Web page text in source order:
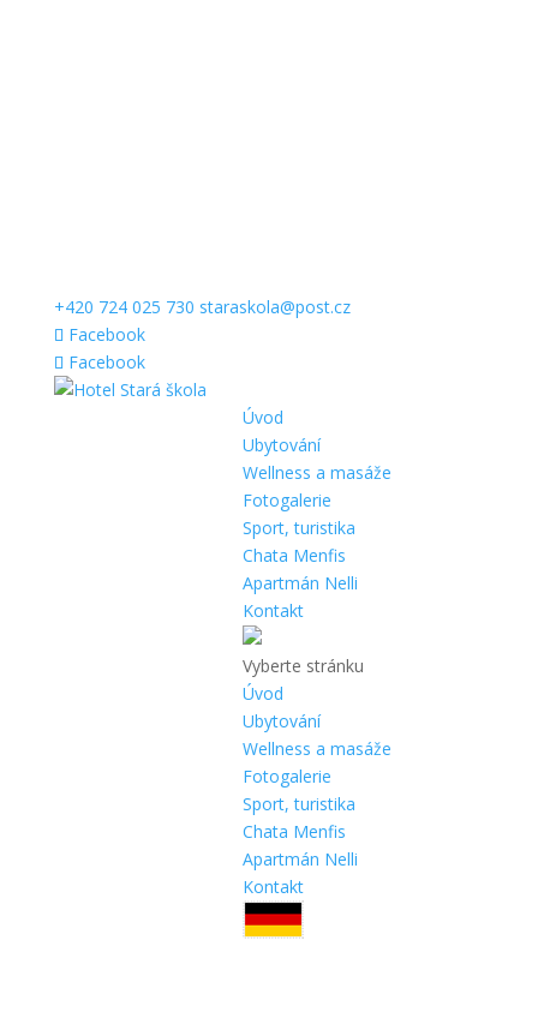
+420 724 025 730 staraskola@post.cz
Facebook
Facebook
Úvod
Ubytování
Wellness a masáže
Fotogalerie
Sport, turistika
Chata Menfis
Apartmán Nelli
Kontakt
Vyberte stránku
Úvod
Ubytování
Wellness a masáže
Fotogalerie
Sport, turistika
Chata Menfis
Apartmán Nelli
Kontakt